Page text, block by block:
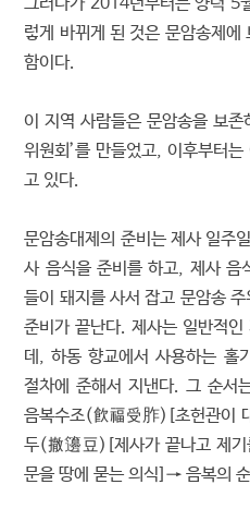
렇게 바뀌게 된 것은 문암송제에
함이다.
이 지역 사람들은 문암송을 보존
위원회’를 만들었고, 이후부터
고 있다.
문암송대제의 준비는 제사 일주
사 음식을 준비를 하고, 제사 음
들이 돼지를 사서 잡고 문암송
준비가 끝난다. 제사는 일반적
데, 하동 향교에서 사용하는 홀
절차에 준해서 지낸다. 그 순
음복수조(飮福受胙)[초헌관이
두(撤籩豆)[제사가 끝나고 제
문을 땅에 묻는 의식]→ 음복의